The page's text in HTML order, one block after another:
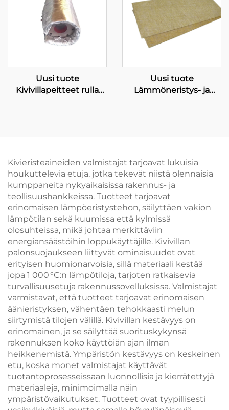
Uusi tuote
Kivivillapeitteet rulla
Uusi tuote
Lämmöneristys- ja
Kivieristeaineiden valmistajat tarjoavat lukuisia
houkuttelevia etuja, jotka tekevät niistä olennaisia
kumppaneita nykyaikaisissa rakennus- ja
teollisuushankkeissa. Tuotteet tarjoavat
erinomaisen lämpöeristystehon, säilyttäen vakion
lämpötilan sekä kuumissa että kylmissä
olosuhteissa, mikä johtaa merkittäviin
energiansäästöihin loppukäyttäjille. Kivivillan
palonsuojaukseen liittyvät ominaisuudet ovat
erityisen huomionarvoisia, sillä materiaali kestää
jopa 1 000 °C:n lämpötiloja, tarjoten ratkaisevia
turvallisuusetuja rakennussovelluksissa. Valmistajat
varmistavat, että tuotteet tarjoavat erinomaisen
äänieristyksen, vähentäen tehokkaasti melun
siirtymistä tilojen välillä. Kivivillan kestävyys on
erinomainen, ja se säilyttää suorituskykynsä
rakennuksen koko käyttöiän ajan ilman
heikkenemistä. Ympäristön kestävyys on keskeinen
etu, koska monet valmistajat käyttävät
tuotantoprosesseissaan luonnollisia ja kierrätettyjä
materiaaleja, minimoimalla näin
ympäristövaikutukset. Tuotteet ovat tyypillisesti